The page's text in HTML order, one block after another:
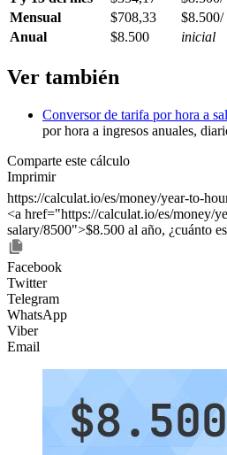
Mensual
$708,33
$8.500/
Anual
$8.500 inicial
Ver también
Conversor de tarifa por hora a
por hora a ingresos anuales,
Comparte este cálculo
Imprimir
https://calculat.io/es/money/year-to-
<a href="https://calculat.io/es/money/
salary/8500">$8.500 al año, ¿cuánto
Facebook
Twitter
Telegram
WhatsApp
Viber
Email